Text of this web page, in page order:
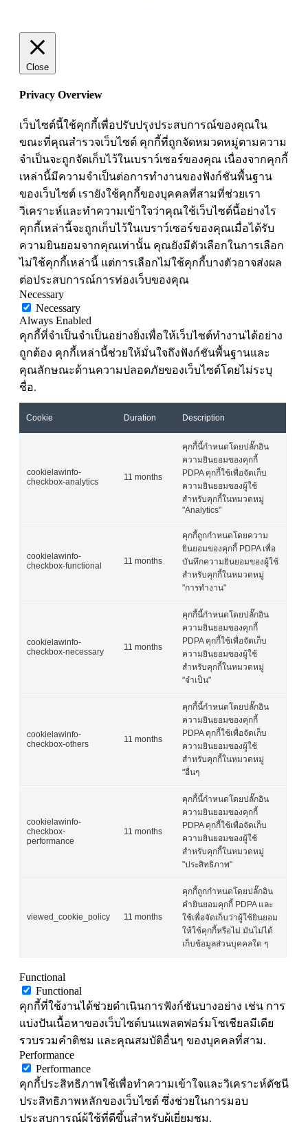
Close
Privacy Overview
เว็บไซต์นี้ใช้คุกกี้เพื่อปรับปรุงประสบการณ์ของคุณใน
ขณะที่คุณสำรวจเว็บไซต์ คุกกี้ที่ถูกจัดหมวดหมู่ตามความ
จำเป็นจะถูกจัดเก็บไว้ในเบราว์เซอร์ของคุณ เนื่องจากคุกกี้
เหล่านี้มีความจำเป็นต่อการทำงานของฟังก์ชันพื้นฐาน
ของเว็บไซต์ เรายังใช้คุกกี้ของบุคคลที่สามที่ช่วยเรา
วิเคราะห์และทำความเข้าใจว่าคุณใช้เว็บไซต์นี้อย่างไร
คุกกี้เหล่านี้จะถูกเก็บไว้ในเบราว์เซอร์ของคุณเมื่อได้รับ
ความยินยอมจากคุณเท่านั้น คุณยังมีตัวเลือกในการเลือก
ไม่ใช้คุกกี้เหล่านี้ แต่การเลือกไม่ใช้คุกกี้บางตัวอาจส่งผล
ต่อประสบการณ์การท่องเว็บของคุณ
Necessary
Necessary
Always Enabled
คุกกี้ที่จำเป็นจำเป็นอย่างยิ่งเพื่อให้เว็บไซต์ทำงานได้อย่าง
ถูกต้อง คุกกี้เหล่านี้ช่วยให้มั่นใจถึงฟังก์ชันพื้นฐานและ
คุณลักษณะด้านความปลอดภัยของเว็บไซต์โดยไม่ระบุ
ชื่อ.
Cookie Duration Description
cookielawinfo-
checkbox-analytics
11 months
คุกกี้นี้กำหนดโดยปลั๊กอิน
ความยินยอมของคุกกี้
PDPA คุกกี้ใช้เพื่อจัดเก็บ
ความยินยอมของผู้ใช้
สำหรับคุกกี้ในหมวดหมู่
"Analytics"
cookielawinfo-
checkbox-functional
11 months
คุกกี้ถูกกำหนดโดยความ
ยินยอมของคุกกี้ PDPA เพื่อ
บันทึกความยินยอมของผู้ใช้
สำหรับคุกกี้ในหมวดหมู่
"การทำงาน"
cookielawinfo-
checkbox-necessary
11 months
คุกกี้นี้กำหนดโดยปลั๊กอิน
ความยินยอมของคุกกี้
PDPA คุกกี้ใช้เพื่อจัดเก็บ
ความยินยอมของผู้ใช้
สำหรับคุกกี้ในหมวดหมู่
"จำเป็น"
cookielawinfo-
checkbox-others
11 months
คุกกี้นี้กำหนดโดยปลั๊กอิน
ความยินยอมของคุกกี้
PDPA คุกกี้ใช้เพื่อจัดเก็บ
ความยินยอมของผู้ใช้
สำหรับคุกกี้ในหมวดหมู่
"อื่นๆ
cookielawinfo-
checkbox-
performance
11 months
คุกกี้นี้กำหนดโดยปลั๊กอิน
ความยินยอมของคุกกี้
PDPA คุกกี้ใช้เพื่อจัดเก็บ
ความยินยอมของผู้ใช้
สำหรับคุกกี้ในหมวดหมู่
"ประสิทธิภาพ"
viewed_cookie_policy 11 months
คุกกี้ถูกกำหนดโดยปลั๊กอิน
คำยินยอมคุกกี้ PDPA และ
ใช้เพื่อจัดเก็บว่าผู้ใช้ยินยอม
ให้ใช้คุกกี้หรือไม่ มันไม่ได้
เก็บข้อมูลส่วนบุคคลใด ๆ
Functional
Functional
คุกกี้ที่ใช้งานได้ช่วยดำเนินการฟังก์ชันบางอย่าง เช่น การ
แบ่งปันเนื้อหาของเว็บไซต์บนแพลตฟอร์มโซเชียลมีเดีย
รวบรวมคำติชม และคุณสมบัติอื่นๆ ของบุคคลที่สาม.
Performance
Performance
คุกกี้ประสิทธิภาพใช้เพื่อทำความเข้าใจและวิเคราะห์ดัชนี
ประสิทธิภาพหลักของเว็บไซต์ ซึ่งช่วยในการมอบ
ประสบการณ์ผู้ใช้ที่ดีขึ้นสำหรับผู้เยี่ยมชม.